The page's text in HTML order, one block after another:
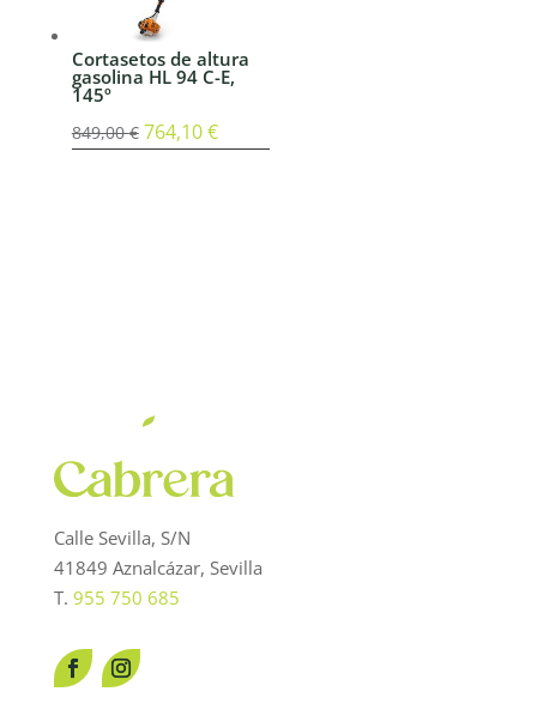
Cortasetos de altura
gasolina HL 94 C-E,
145º
849,00€ El
764,10€El
Calle Sevilla, S/N
41849 Aznalcázar, Sevilla
T. 955 750 685